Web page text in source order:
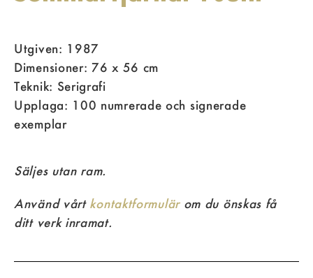
Utgiven: 1987
Dimensioner: 76 x 56 cm
Teknik: Serigrafi
Upplaga: 100 numrerade och signerade
exemplar
Säljes utan ram.
Använd vårt kontaktformulärom du önskas få
ditt verk inramat.